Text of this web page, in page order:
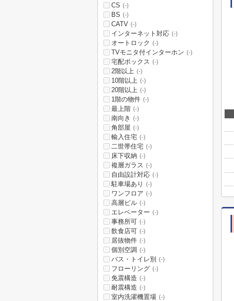
CS (-)
BS (-)
CATV (-)
インターネット対応 (-)
オートロック (-)
TVモニタ付インターホン (-)
宅配ボックス (-)
2階以上 (-)
10階以上 (-)
20階以上 (-)
1階の物件 (-)
最上階 (-)
南向き (-)
角部屋 (-)
輸入住宅 (-)
二世帯住宅 (-)
床下収納 (-)
複層ガラス (-)
自由設計対応 (-)
駐車場あり (-)
ワンフロア (-)
高層ビル (-)
エレベーター (-)
事務所可 (-)
飲食店可 (-)
居抜物件 (-)
個別空調 (-)
バス・トイレ別 (-)
フローリング (-)
免震構造 (-)
耐震構造 (-)
室内洗濯機置場 (-)